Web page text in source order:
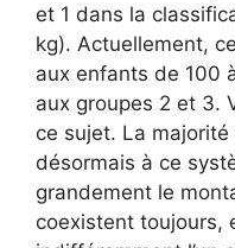
et 1 dans la
kg). Actuellement,
aux enfants de 100
aux groupes 2 et 3.
ce sujet. La
désormais à ce
grandement le
coexistent toujours,